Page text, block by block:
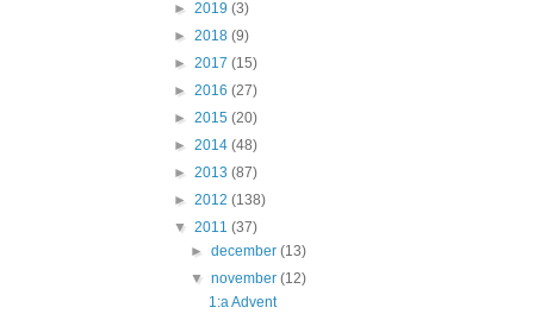
► 2019 (3)
► 2018 (9)
► 2017 (15)
► 2016 (27)
► 2015 (20)
► 2014 (48)
► 2013 (87)
► 2012 (138)
▼ 2011 (37)
►december(13)
▼november(12)
1:a Advent